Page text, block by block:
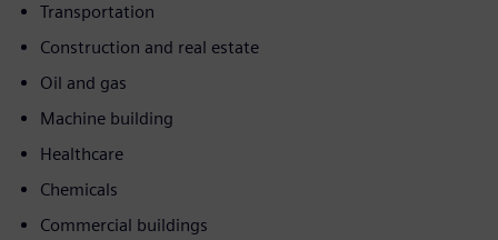
Transportation
Construction and real estate
Oil and gas
Machine building
Healthcare
Chemicals
Commercial buildings